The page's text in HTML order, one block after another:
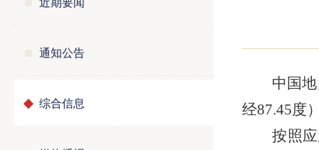
通知公告
综合信息
中国
经87.45度
按照